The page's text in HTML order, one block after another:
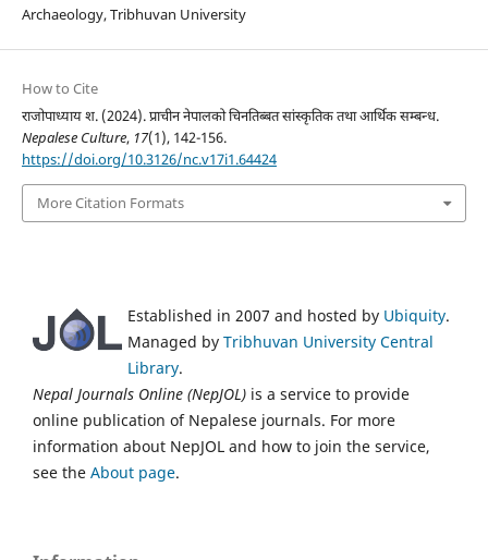
Archaeology, Tribhuvan University
How to Cite
राजोपाध्याय श. (2024). प्राचीन नेपालको चिनतिब्बत सांस्कृतिक तथा आर्थिक सम्बन्ध.
Nepalese Culture, 17(1), 142-156.
https://doi.org/10.3126/nc.v17i1.64424
More Citation Formats
Established in 2007 and hosted by Ubiquity.
Managed by Tribhuvan University Central
Library.
Nepal Journals Online (NepJOL) is a service to provide
online publication of Nepalese journals. For more
information about NepJOL and how to join the service,
see the About page.